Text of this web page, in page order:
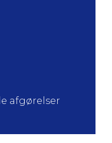
afgørelser